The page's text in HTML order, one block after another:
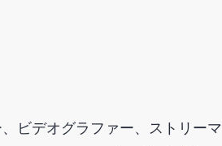
ビデオグラファー、ストリーマ